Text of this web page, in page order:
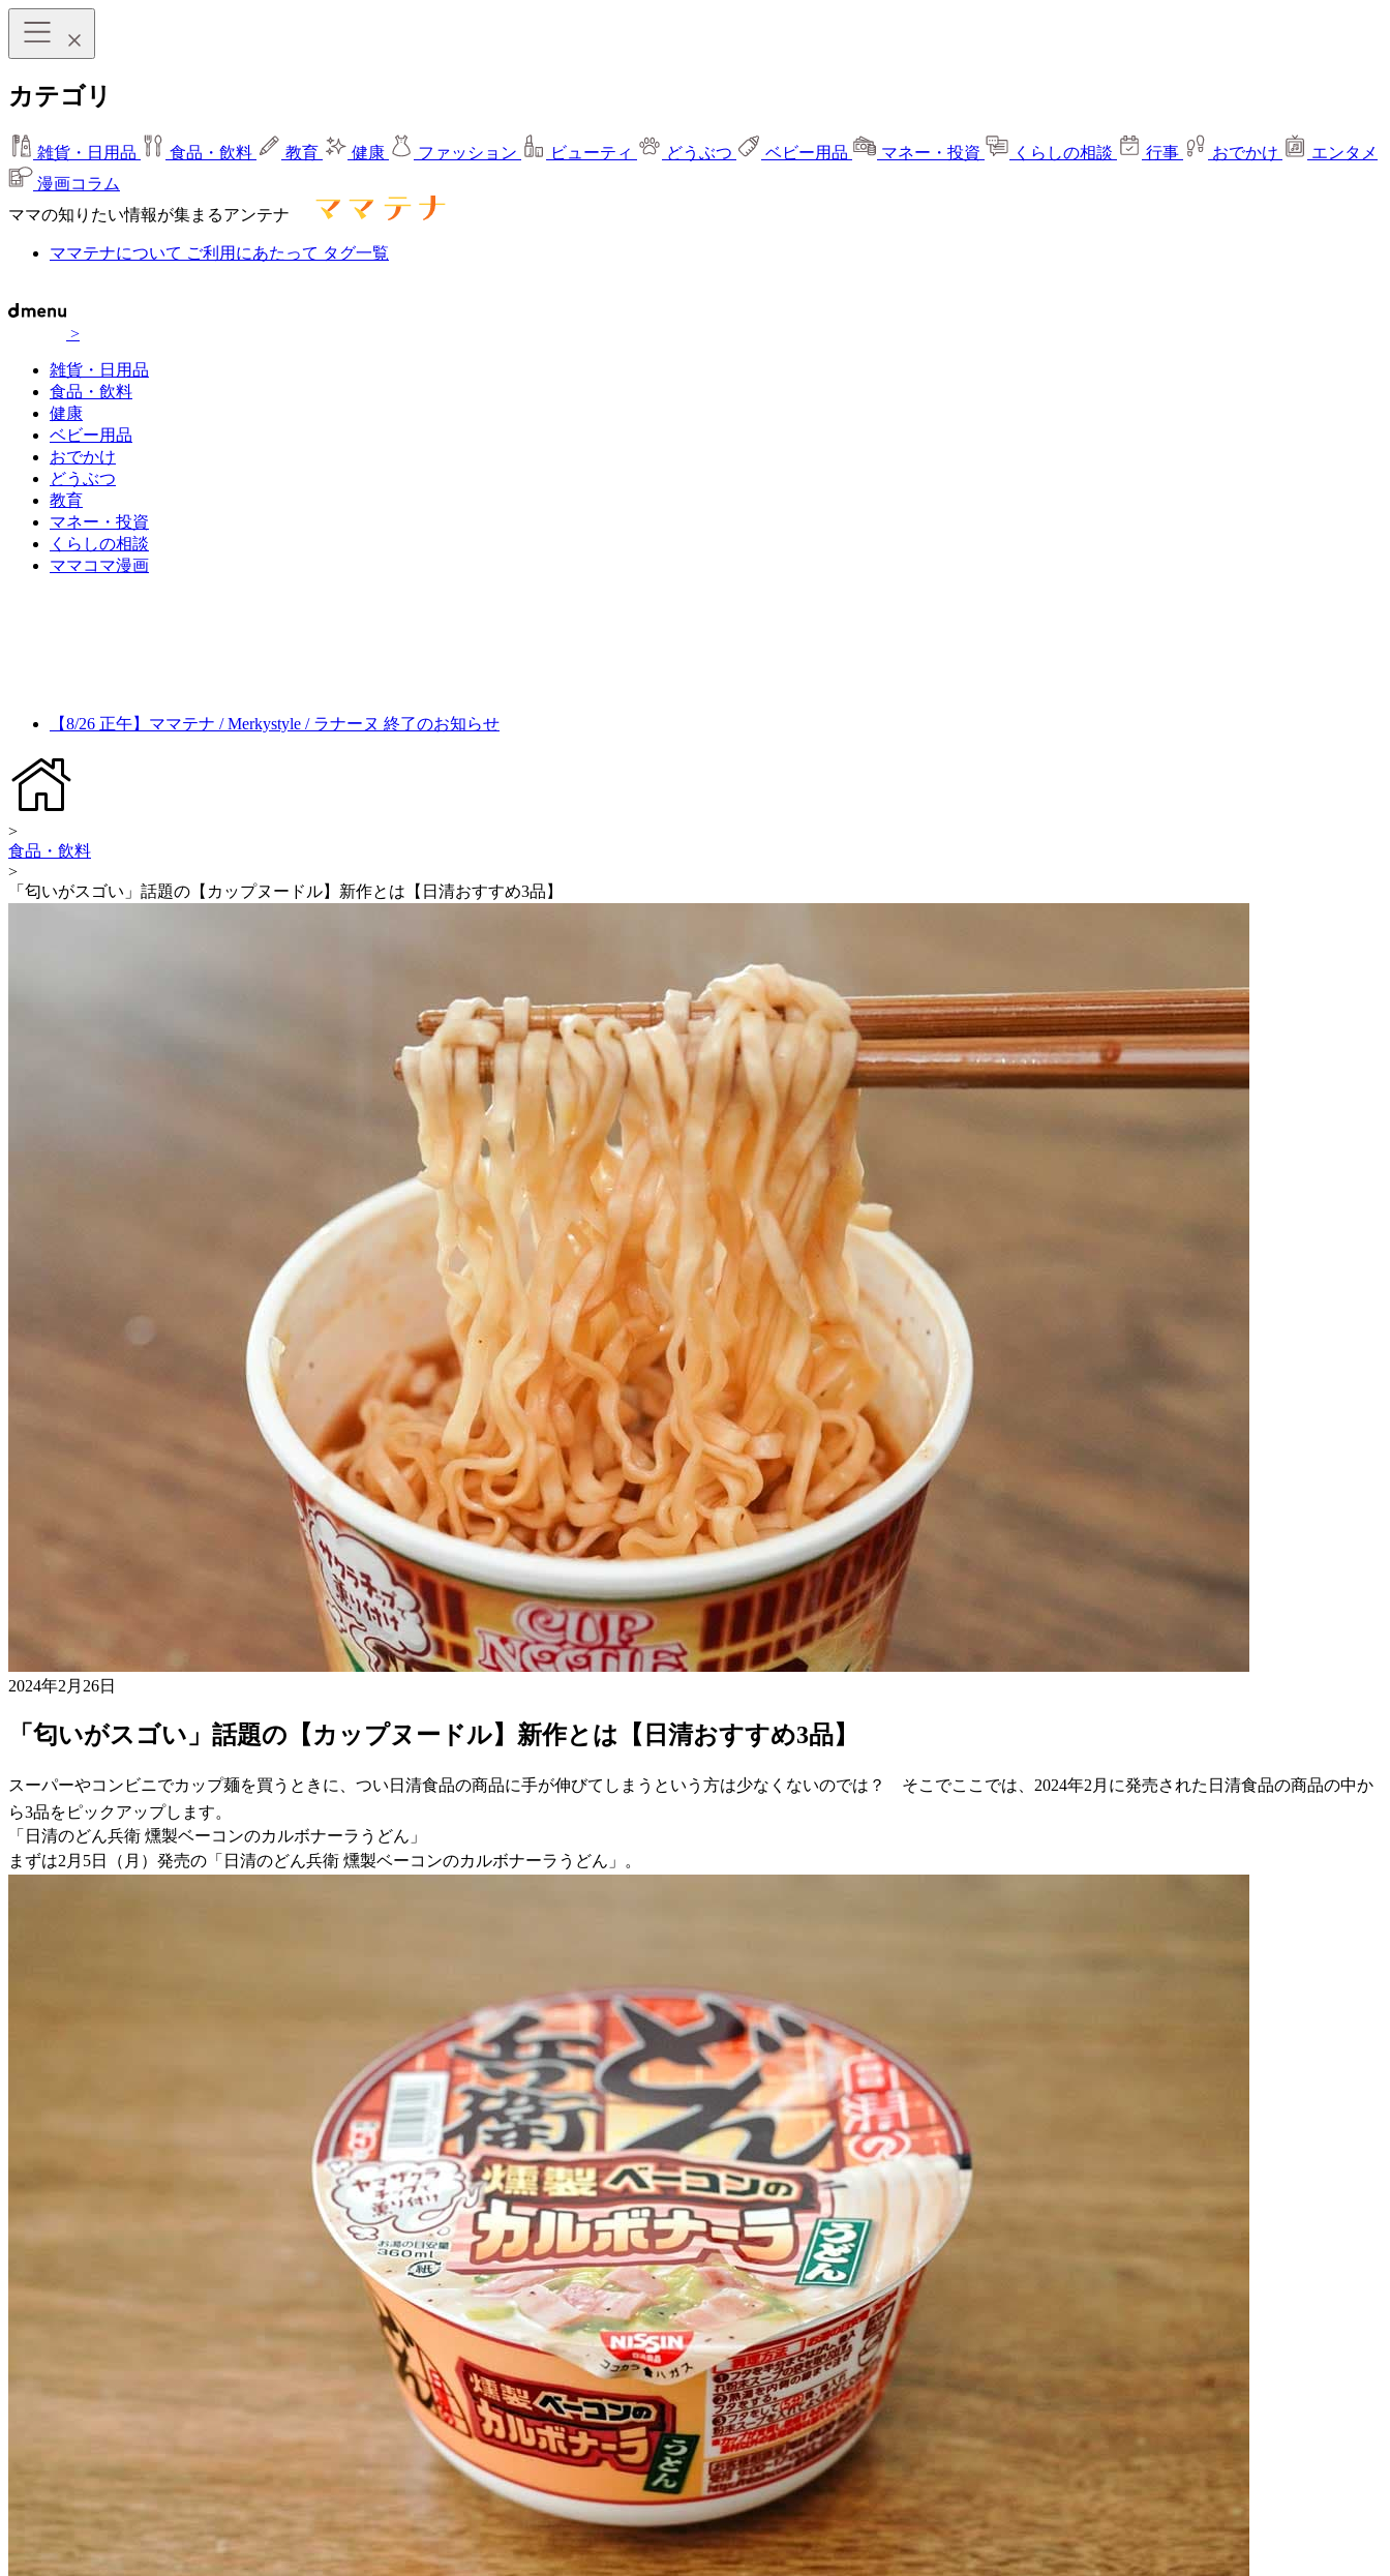
カテゴリ
雑貨・日用品 食品・飲料 教育 健康 ファッション ビューティ どうぶつ ベビー用品 マネー・投資 くらしの相談 行事 おでかけ
エンタメ
漫画コラム
ママの知りたい情報が集まるアンテナ
ママテナについて ご利用にあたって タグ一覧
>
雑貨・日用品
食品・飲料
健康
ベビー用品
おでかけ
どうぶつ
教育
マネー・投資
くらしの相談
ママコマ漫画
【8/26 正午】ママテナ / Merkystyle / ラナーヌ 終了のお知らせ
>
食品・飲料
>
「匂いがスゴい」話題の【カップヌードル】新作とは【日清おすすめ3品】
2024年2月26日
「匂いがスゴい」話題の【カップヌードル】新作とは【日清おすすめ3品】
スーパーやコンビニでカップ麺を買うときに、つい日清食品の商品に手が伸びてしまうという方は少なくないのでは？ そこでここでは、2024年2月に発売された日清食品の商品の中か
ら3品をピックアップします。
「日清のどん兵衛 燻製ベーコンのカルボナーラうどん」
まずは2月5日（月）発売の「日清のどん兵衛 燻製ベーコンのカルボナーラうどん」。